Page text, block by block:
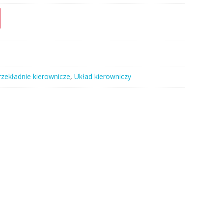
kierownicze, Układ kierowniczy